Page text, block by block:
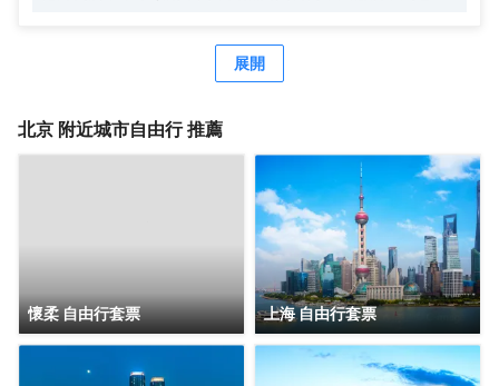
族的體驗享受。酒店設計為復古理念，傳統文化的氣息使得
老北京的特色渲染不已。讓您完全親身體驗。酒店專屬房間
店共百餘間房，酒店的優勢房間都很寬大，舒適的床為您卸
保您和您的伴侶在房間可以舒適的度過愜意的每一夜。酒店
宗旨是服務永遠微笑，隨時隨地為您排憂解難，配備了可口
的傳統的餐飲，旅遊部，供您選擇北京及周邊的旅行天堂。
酒店內服務有機場接送，外賓翻譯，北京旅遊報名。酒店全
體員工在北京集體恭候您的光臨，將讓您感受什麼叫回家的
展開
北京 附近城市自由行 推薦
懷柔 自由行套票 上海 自由行套票